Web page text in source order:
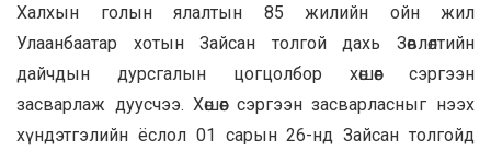
Халхын голын ялалтын 85 жилийн ойн жил
Улаанбаатар хотын Зайсан толгой дахь Зөвлөлтийн
дайчдын дурсгалын цогцолбор хөшөөг сэргээн
засварлаж дуусчээ. Хөшөөг сэргээн засварласныг нээх
хүндэтгэлийн ёслол 01 сарын 26-нд Зайсан толгойд